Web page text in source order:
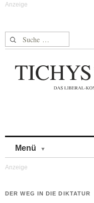
Suche nach:
Menü
DER WEG IN DIE DIKTATUR